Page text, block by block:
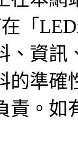
「
、資訊
的準確
責。如